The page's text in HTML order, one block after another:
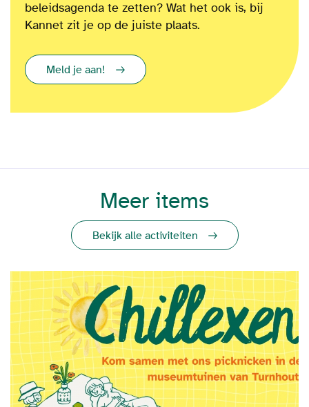
beleidsagenda te zetten? Wat het ook is, bij
Kannet zit je op de juiste plaats.
Meld je aan!
Meer items
Bekijk alle activiteiten